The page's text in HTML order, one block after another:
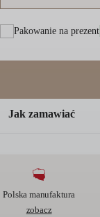
Pakowanie na prezent
Jak zamawiać
Polska manufaktura
zobacz